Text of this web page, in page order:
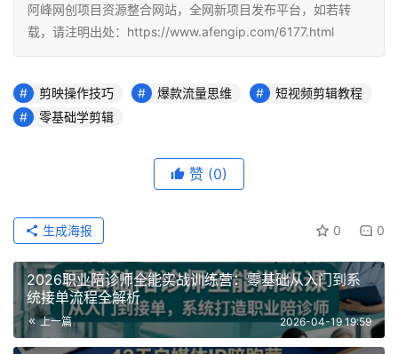
阿峰网创项目资源整合网站，全网新项目发布平台，如若转
载，请注明出处：https://www.afengip.com/6177.html
剪映操作技巧 爆款流量思维
短视频剪辑教程
零基础学剪辑
赞 (0)
0 0
生成海报
2026职业陪诊师全能实战训练营：零基础从入门到系
统接单流程全解析
上一篇 2026-04-19 19:59